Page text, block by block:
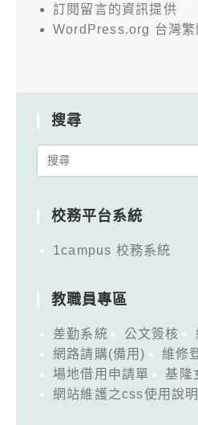
訂閱留言的資訊提供
WordPress.org 台灣繁
搜尋
Search
校務平台系統
1campus 校務系統
教職員專區
差勤系統 公文簽核
網路請購(備用)
維修
場地借用申請單
基隆
網站維護之css使用說明